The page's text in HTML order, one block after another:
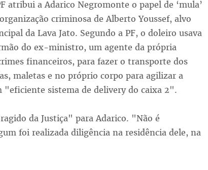
atribui a Adarico Negromonte o papel de ‘mula’
criminosa de Alberto Youssef, alvo
da Lava Jato. Segundo a PF, o doleiro usava
do ex-ministro, um agente da própria
financeiros, para fazer o transporte dos
maletas e no próprio corpo para agilizar a
sistema de delivery do caixa 2".
da Justiça" para Adarico. "Não é
foi realizada diligência na residência dele, na